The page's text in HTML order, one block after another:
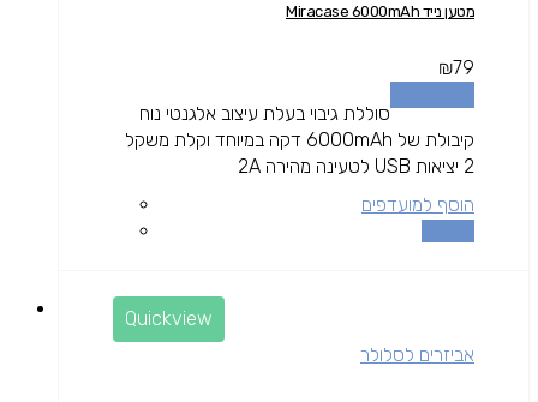
מטען נייד Miracase 6000mAh
₪79
סוללת גיבוי בעלת עיצוב אלגנטי נוח
קיבולת של 6000mAh דקה במיוחד וקלת משקל
2 יציאות USB לטעינה מהירה 2A
הוסף למועדפים
Quickview
אביזרים לסלולר